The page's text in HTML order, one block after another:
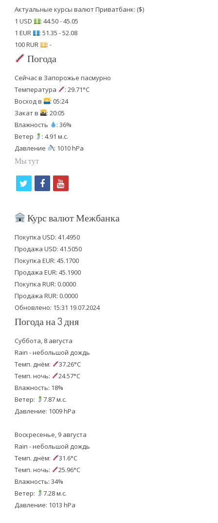
Актуальные курсы валют Приватбанк: ($)
1 USD
: 44.50 - 45.05
1 EUR
: 51.35 - 52.08
100 RUR
: -
Погода
Сейчас в Запорожье пасмурно
Температура
: 29.71°C
Восход в
: 05:24
Закат в
: 20:05
Влажность
: 36%
Ветер
: 4.91 м.с.
Давление
: 1010 hPa
Мы тут
i
t
e
r
f
b
o
o
k
y
u
b
e
Курс валют Межбанка
Покупка USD: 41.4950
Продажа USD: 41.5050
Покупка EUR: 45.1700
Продажа EUR: 45.1900
Покупка RUR: 0.0000
Продажа RUR: 0.0000
Обновлено: 15:31 19.07.2024
Погода на 3 дня
Суббота, 8 августа
Rain - небольшой дождь
Темп. днём:
37.26°C
Темп. ночь:
24.57°C
Влажность: 18%
Ветер:
7.87 м.с.
Давление: 1009 hPa
Воскресенье, 9 августа
Rain - небольшой дождь
Темп. днём:
31.6°C
Темп. ночь:
25.96°C
Влажность: 34%
Ветер:
7.28 м.с.
Давление: 1013 hPa